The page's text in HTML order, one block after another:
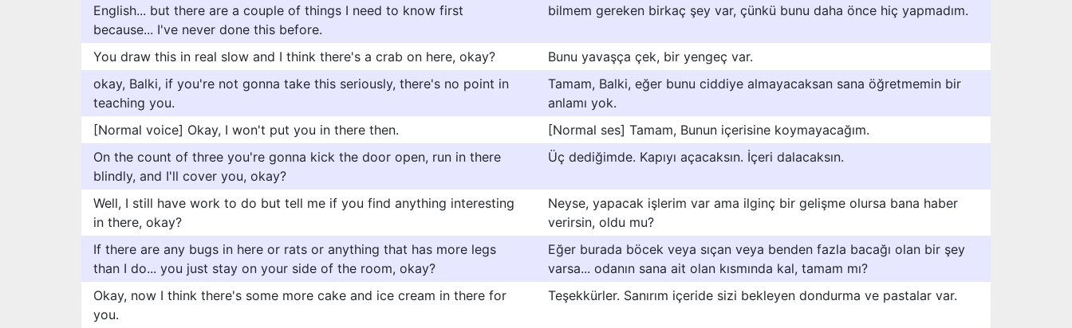
English... but there are a couple of things I need to know first
because... I've never done this before.
bilmem gereken birkaç şey var, çünkü bunu daha önce hiç yapmadım.
You draw this in real slow and I think there's a crab on here, okay?
Bunu yavaşça çek, bir yengeç var.
okay, Balki, if you're not gonna take this seriously, there's no point in
teaching you.
Tamam, Balki, eğer bunu ciddiye almayacaksan sana öğretmemin bir
anlamı yok.
[Normal voice] Okay, I won't put you in there then.
[Normal ses] Tamam, Bunun içerisine koymayacağım.
On the count of three you're gonna kick the door open, run in there
blindly, and I'll cover you, okay?
Üç dediğimde. Kapıyı açacaksın. İçeri dalacaksın.
Well, I still have work to do but tell me if you find anything interesting
in there, okay?
Neyse, yapacak işlerim var ama ilginç bir gelişme olursa bana haber
verirsin, oldu mu?
If there are any bugs in here or rats or anything that has more legs
than I do... you just stay on your side of the room, okay?
Eğer burada böcek veya sıçan veya benden fazla bacağı olan bir şey
varsa... odanın sana ait olan kısmında kal, tamam mı?
Okay, now I think there's some more cake and ice cream in there for
you.
Teşekkürler. Sanırım içeride sizi bekleyen dondurma ve pastalar var.